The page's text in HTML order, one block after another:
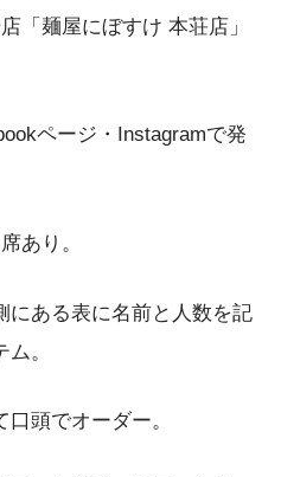
「麺屋にぼすけ 本荘店」
ページ・Instagramで発
あり。
にある表に名前と人数を記
。
頭でオーダー。